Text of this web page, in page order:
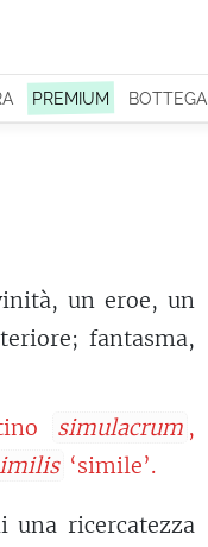
PREMIUM BOTTEGA
un eroe, un
fantasma,
simulacrum ,
‘simile’.
una ricercatezza